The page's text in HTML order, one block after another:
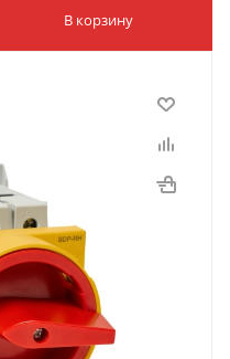
В корзину